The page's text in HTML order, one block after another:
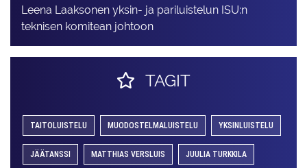
Leena Laaksonen yksin- ja pariluistelun ISU:n
teknisen komitean johtoon
TAGIT
TAITOLUISTELU MUODOSTELMALUISTELU YKSINLUISTELU
JÄÄTANSSI MATTHIAS VERSLUIS JUULIA TURKKILA